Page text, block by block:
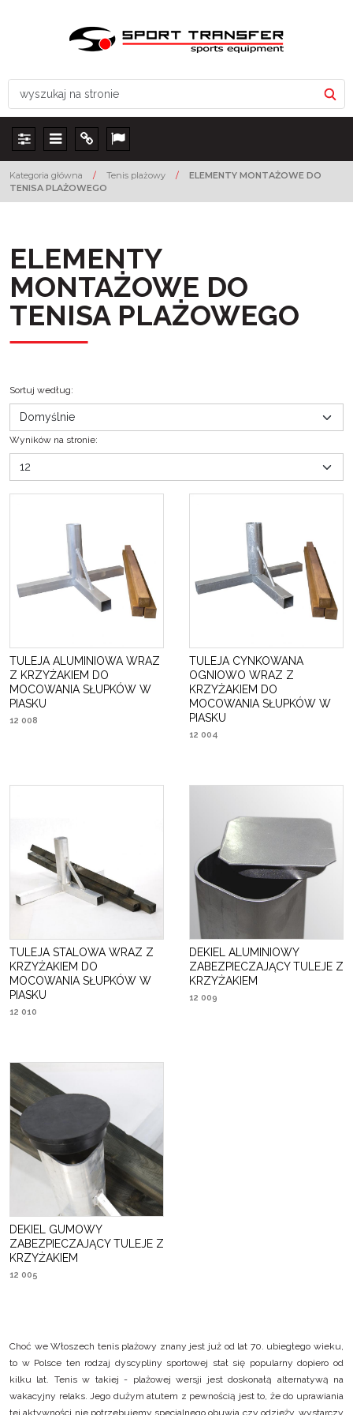
Panel Menu Info Lang
Kategoria główna / Tenis plażowy /
ELEMENTY MONTAŻOWE DO
TENISA PLAŻOWEGO
ELEMENTY
MONTAŻOWE DO
TENISA PLAŻOWEGO
Sortuj według:
Wyników na stronie:
TULEJA ALUMINIOWA WRAZ
Z KRZYŻAKIEM DO
MOCOWANIA SŁUPKÓW W
PIASKU
12 008
TULEJA CYNKOWANA
OGNIOWO WRAZ Z
KRZYŻAKIEM DO
MOCOWANIA SŁUPKÓW W
PIASKU
12 004
TULEJA STALOWA WRAZ Z
KRZYŻAKIEM DO
MOCOWANIA SŁUPKÓW W
PIASKU
12 010
DEKIEL ALUMINIOWY
ZABEZPIECZAJĄCY TULEJE Z
KRZYŻAKIEM
12 009
DEKIEL GUMOWY
ZABEZPIECZAJĄCY TULEJE Z
KRZYŻAKIEM
12 005
Choć we Włoszech tenis plażowy znany jest już od lat 70. ubiegłego wieku,
to w Polsce ten rodzaj dyscypliny sportowej stał się popularny dopiero od
kilku lat. Tenis w takiej - plażowej wersji jest doskonałą alternatywą na
wakacyjny relaks. Jego dużym atutem z pewnością jest to, że do uprawiania
tej aktywności nie potrzebujemy specjalnego obuwia czy odzieży, wystarczy